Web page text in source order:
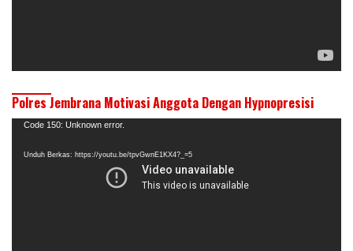
Polres Jembrana Motivasi Anggota Dengan Hypnopresisi
Pemutar
Code 150: Unknown error.
Unduh Berkas: https://youtu.be/tpvGwnE1KX4?_=5